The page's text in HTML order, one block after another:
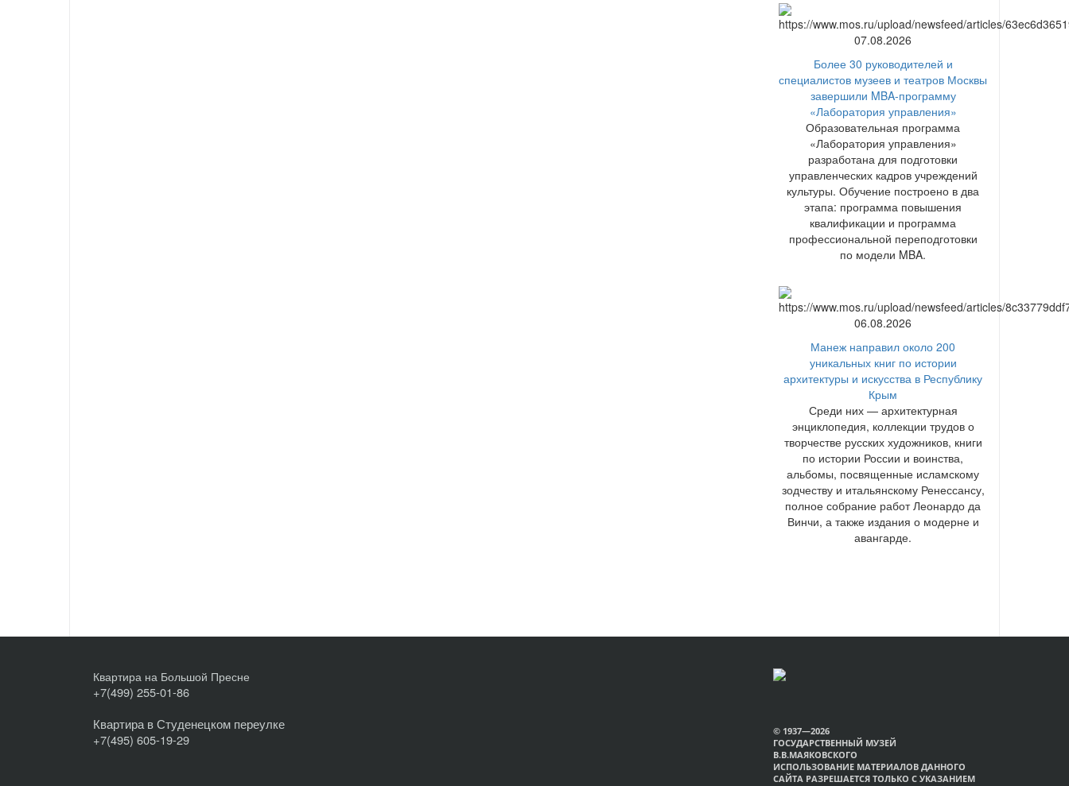
07.08.2026
Более 30 руководителей и
специалистов музеев и театров Москвы
завершили MBA-программу
«Лаборатория управления»
Образовательная программа
«Лаборатория управления»
разработана для подготовки
управленческих кадров учреждений
культуры. Обучение построено в два
этапа: программа повышения
квалификации и программа
профессиональной переподготовки
по модели MBA.
06.08.2026
Манеж направил около 200
уникальных книг по истории
архитектуры и искусства в Республику
Крым
Среди них — архитектурная
энциклопедия, коллекции трудов о
творчестве русских художников, книги
по истории России и воинства,
альбомы, посвященные исламскому
зодчеству и итальянскому Ренессансу,
полное собрание работ Леонардо да
Винчи, а также издания о модерне и
авангарде.
© 1937—2026
ГОСУДАРСТВЕННЫЙ МУЗЕЙ
В.В.МАЯКОВСКОГО
ИСПОЛЬЗОВАНИЕ МАТЕРИАЛОВ ДАННОГО
САЙТА РАЗРЕШАЕТСЯ ТОЛЬКО С УКАЗАНИЕМ
Квартира на Большой Пресне
+7(499) 255-01-86
Квартира в Студенецком переулке
+7(495) 605-19-29